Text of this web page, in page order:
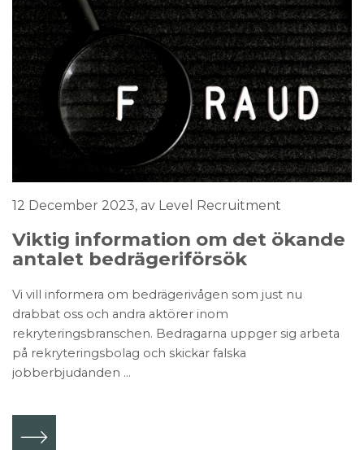
12 December 2023, av Level Recruitment
Viktig information om det ökande
antalet bedrägeriförsök
Vi vill informera om bedrägerivågen som just nu
drabbat oss och andra aktörer inom
rekryteringsbranschen. Bedragarna uppger sig arbeta
på rekryteringsbolag och skickar falska
jobberbjudanden ...